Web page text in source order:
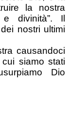
la nostra
e divinità”. Il
nostri ultimi
causandoci
siamo stati
Dio